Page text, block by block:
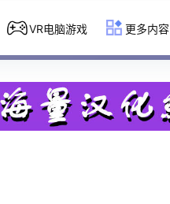
VR电脑游戏 更多内容